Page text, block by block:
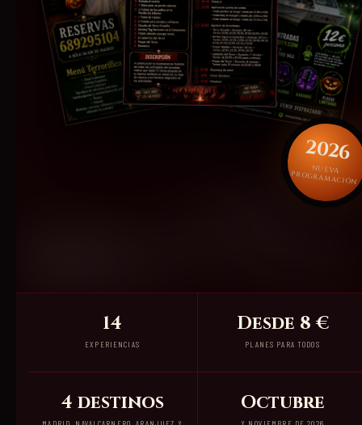
2026
NUEVA
PROGRAMACIÓN
14
EXPERIENCIAS
Desde 8 €
PLANES PARA TODOS
4 destinos Octubre